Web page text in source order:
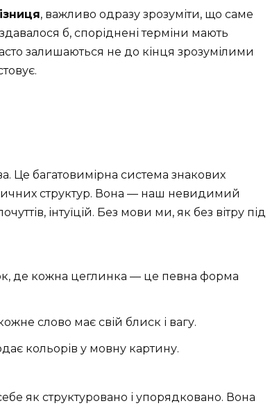
, важливо одразу зрозуміти, що саме
б, споріднені терміни мають
залишаються не до кінця зрозумілими
Це багатовимірна система знакових
структур. Вона — наш невидимий
інтуїцій. Без мови ми, як без вітру під
де кожна цеглинка — це певна форма
слово має свій блиск і вагу.
кольорів у мовну картину.
як структуровано і упорядковано. Вона